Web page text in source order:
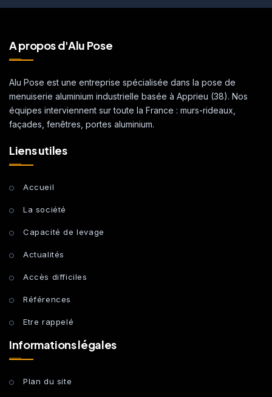
A propos d'Alu Pose
Alu Pose est une entreprise spécialisée dans la pose de
menuiserie aluminium industrielle basée à Apprieu (38). Nos
équipes interviennent sur toute la France : murs-rideaux,
façades, fenêtres, portes aluminium.
Liens utiles
Accueil
La société
Capacité de levage
Actualités
Accès difficiles
Références
Etre rappelé
Informations légales
Plan du site